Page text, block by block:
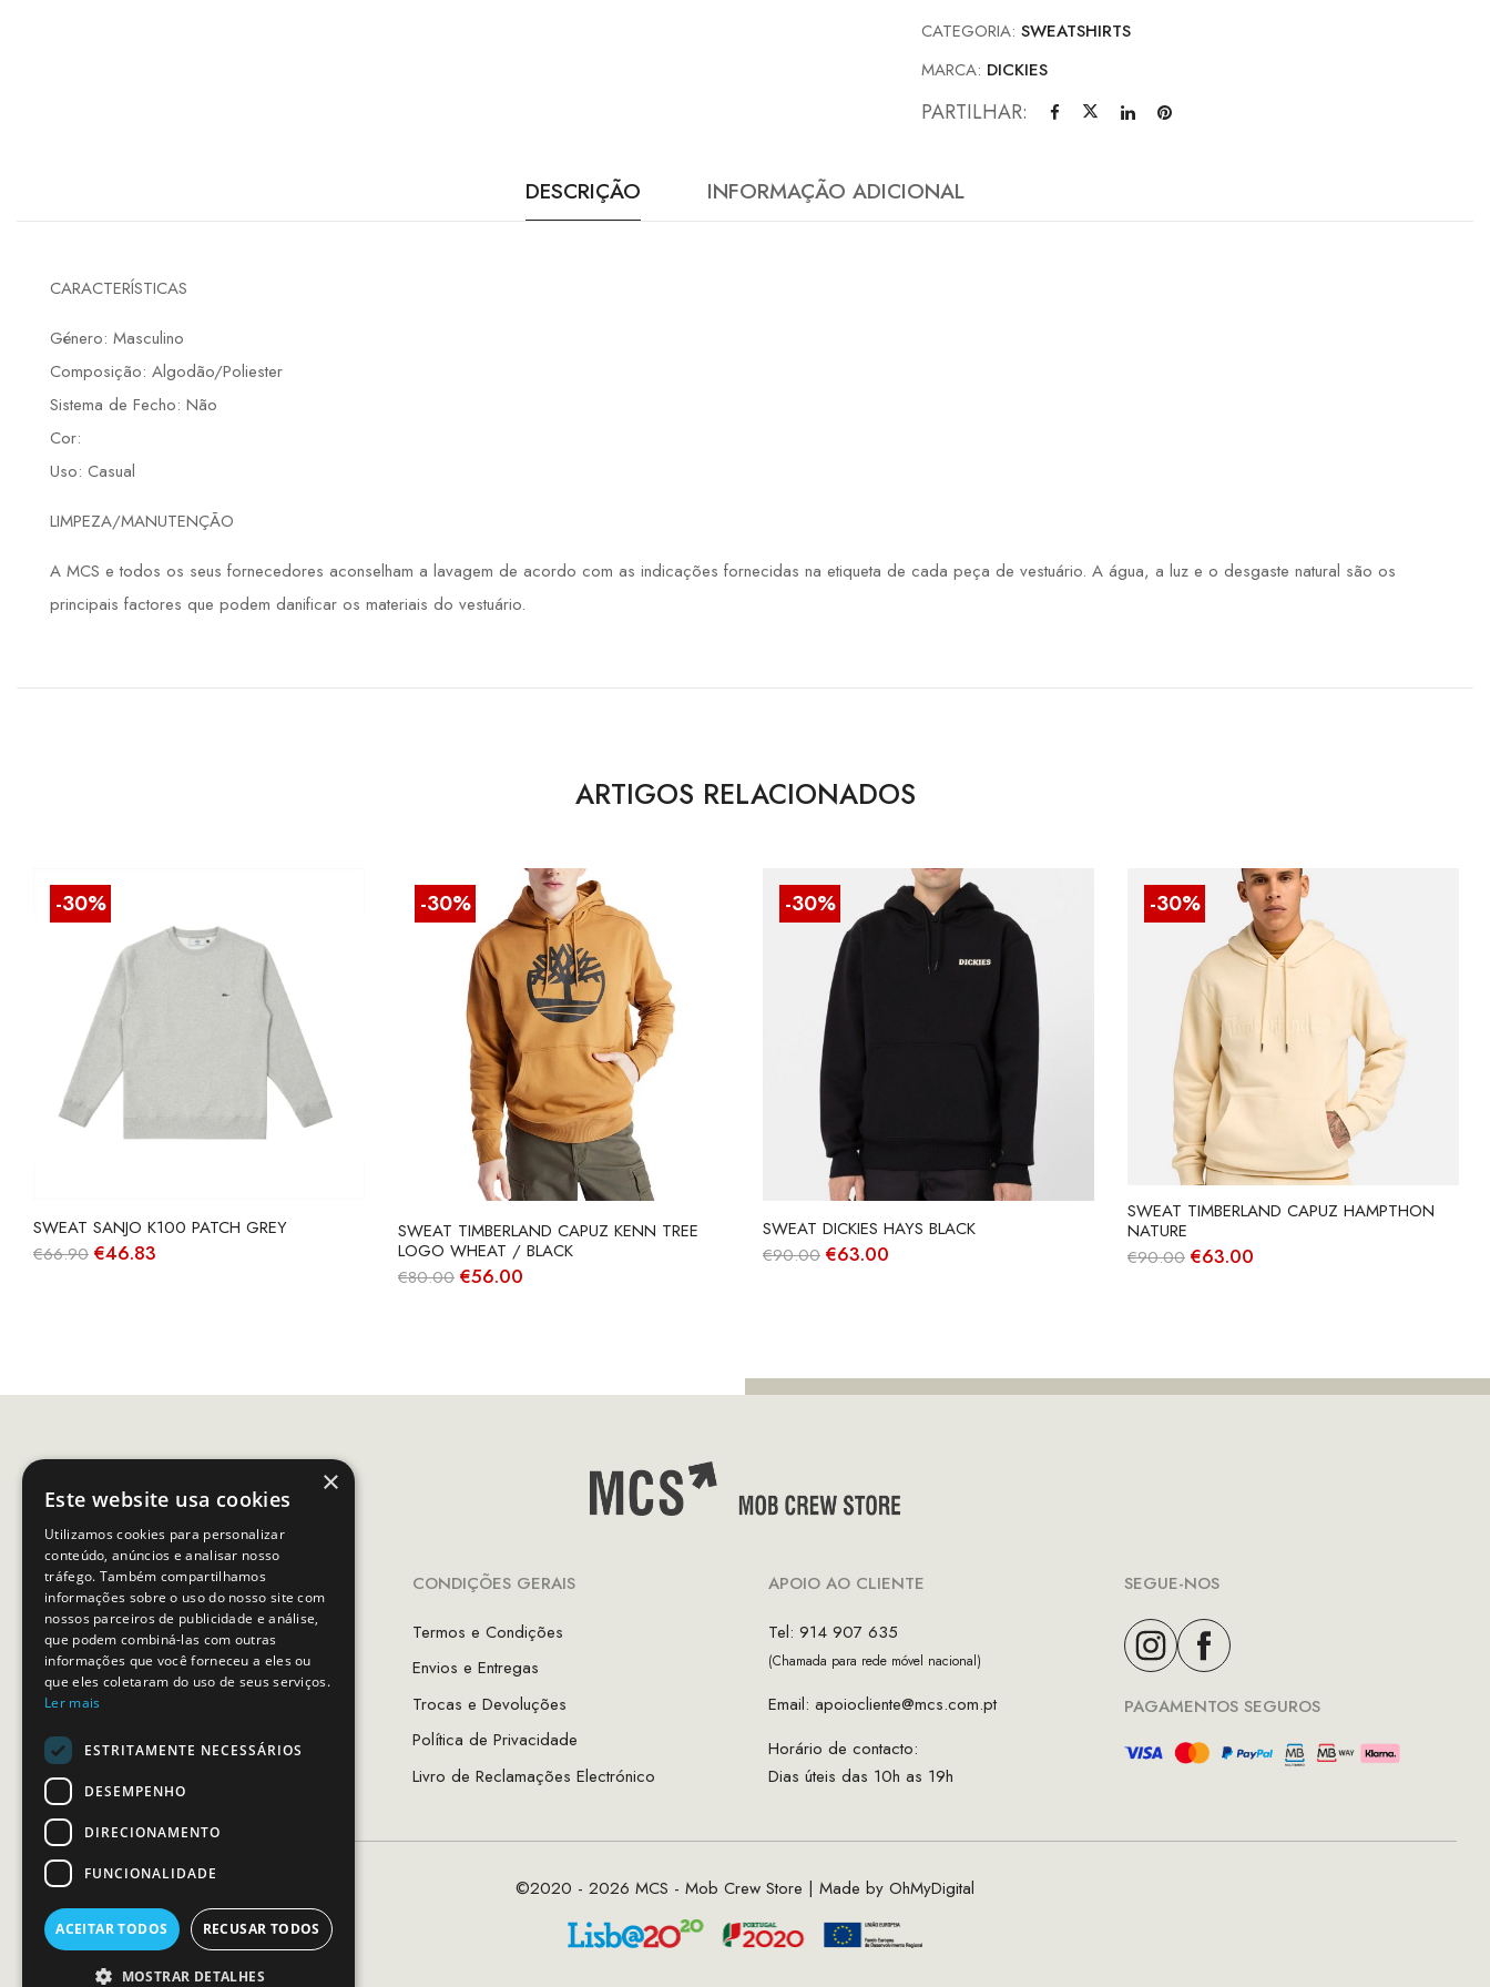
CATEGORIA:SWEATSHIRTS
MARCA: DICKIES
PARTILHAR:
DESCRIÇÃO INFORMAÇÃO ADICIONAL
CARACTERÍSTICAS
Género: Masculino
Composição: Algodão/Poliester
Sistema de Fecho: Não
Cor:
Uso: Casual
LIMPEZA/MANUTENÇÃO
A MCS e todos os seus fornecedores aconselham a lavagem de acordo com as indicações fornecidas na etiqueta de cada peça de vestuário. A água, a luz e o desgaste natural são os
principais factores que podem danificar os materiais do vestuário.
ARTIGOS RELACIONADOS
-30%
SWEAT SANJO K100 PATCH GREY
€66.90 O
€46.83
-30%
SWEAT TIMBERLAND CAPUZ KENN TREE
LOGO WHEAT / BLACK
€80.00 O
€56.00
-30%
SWEAT DICKIES HAYS BLACK
€90.00 O
€63.00
-30%
SWEAT TIMBERLAND CAPUZ HAMPTHON
NATURE
€90.00 O
€63.00
INFORMAÇÕES
A Minha Conta
Favoritos
As Lojas MCS
Sobre Nós
Guia de Tamanhos
CONDIÇÕES GERAIS
Termos e Condições
Envios e Entregas
Trocas e Devoluções
Política de Privacidade
Livro de Reclamações Electrónico
APOIO AO CLIENTE
Tel: 914 907 635
(Chamada para rede móvel nacional)
Email: apoiocliente@mcs.com.pt
Horário de contacto:
Dias úteis das 10h as 19h
SEGUE-NOS
PAGAMENTOS SEGUROS
©2020 - 2026 MCS - Mob Crew Store | Made by OhMyDigital
×
Este website usa cookies
Utilizamos cookies para personalizar
conteúdo, anúncios e analisar nosso
tráfego. Também compartilhamos
informações sobre o uso do nosso site com
nossos parceiros de publicidade e análise,
que podem combiná-las com outras
informações que você forneceu a eles ou
que eles coletaram do uso de seus serviços.
Ler mais
ESTRITAMENTE NECESSÁRIOS
DESEMPENHO
DIRECIONAMENTO
FUNCIONALIDADE
ACEITAR TODOS RECUSAR TODOS
MOSTRAR DETALHES